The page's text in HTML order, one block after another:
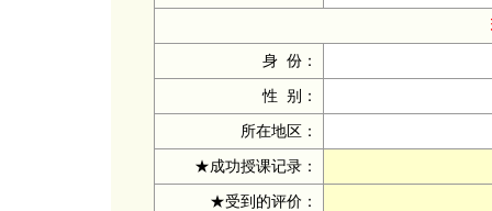
身 份：
性 别：
所在地区：
★成功授课记录：
★受到的评价：